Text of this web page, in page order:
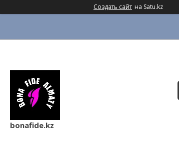
Создать сайт на Satu.kz
bonafide.kz